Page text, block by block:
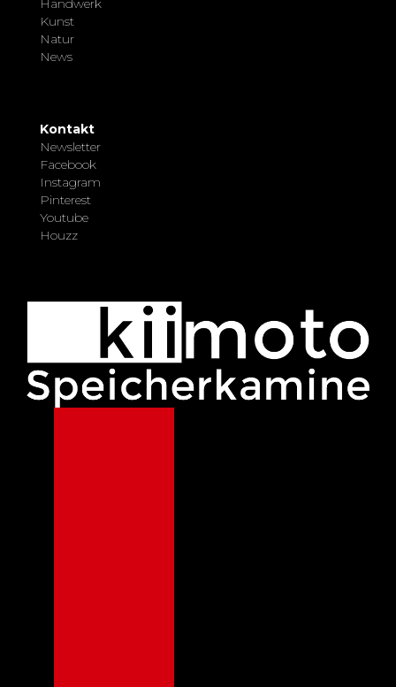
Handwerk
Kunst
Natur
News
Kontakt
Newsletter
Facebook
Instagram
Pinterest
Youtube
Houzz